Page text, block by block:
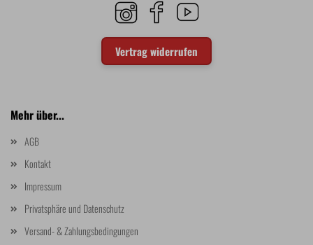
Vertrag widerrufen
Mehr über...
AGB
Kontakt
Impressum
Privatsphäre und Datenschutz
Versand- & Zahlungsbedingungen